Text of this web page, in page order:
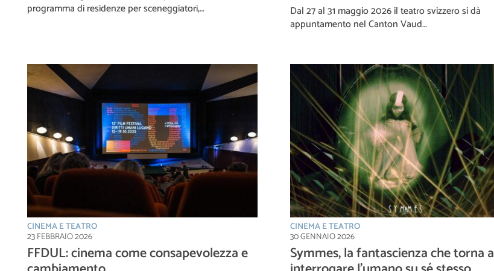
programma di residenze per sceneggiatori,…
Dal 27 al 31 maggio 2026 il teatro svizzero si dà
appuntamento nel Canton Vaud…
CINEMA E TEATRO
23 FEBBRAIO 2026
FFDUL: cinema come consapevolezza e
CINEMA E TEATRO
30 GENNAIO 2026
Symmes, la fantascienza che torna a